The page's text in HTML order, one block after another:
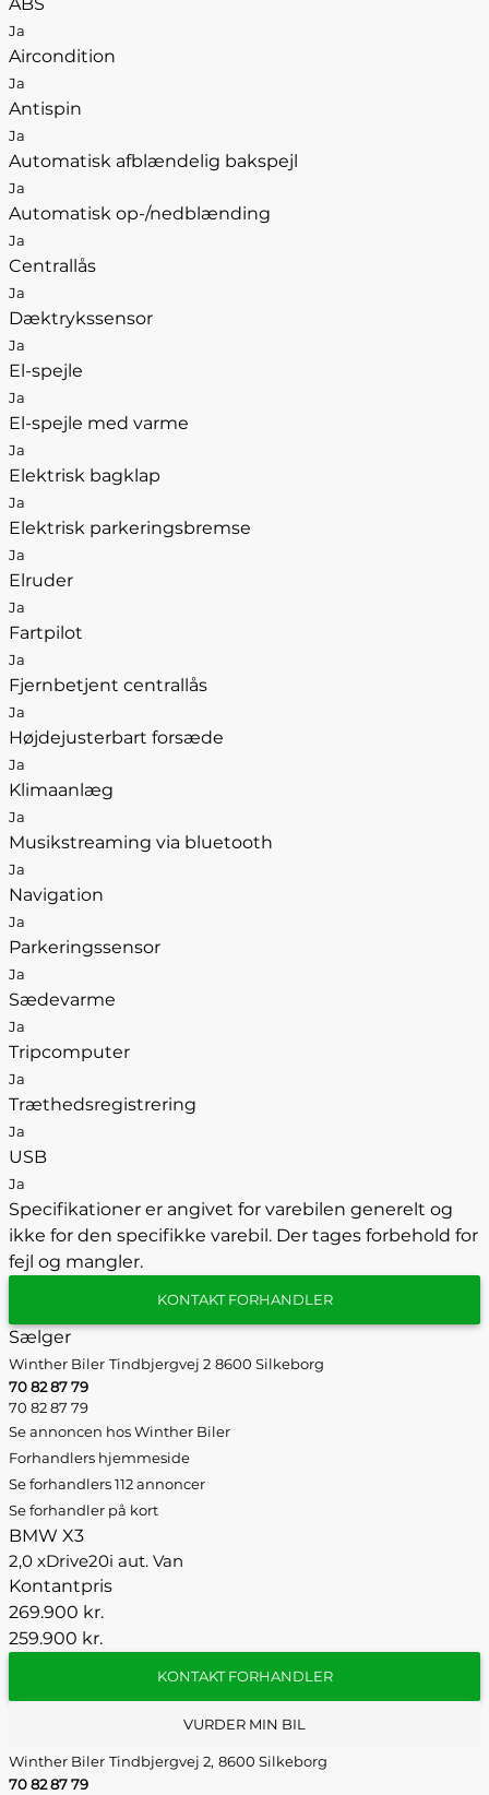
Ja
Aircondition
Ja
Antispin
Ja
Automatisk afblændelig bakspejl
Ja
Automatisk op-/nedblænding
Ja
Centrallås
Ja
Dæktrykssensor
Ja
El-spejle
Ja
El-spejle med varme
Ja
Elektrisk bagklap
Ja
Elektrisk parkeringsbremse
Ja
Elruder
Ja
Fartpilot
Ja
Fjernbetjent centrallås
Ja
Højdejusterbart forsæde
Ja
Klimaanlæg
Ja
Musikstreaming via bluetooth
Ja
Navigation
Ja
Parkeringssensor
Ja
Sædevarme
Ja
Tripcomputer
Ja
Træthedsregistrering
Ja
USB
Ja
Specifikationer er angivet for varebilen generelt og
ikke for den specifikke varebil. Der tages forbehold for
fejl og mangler.
KONTAKT FORHANDLER
Sælger
Winther Biler Tindbjergvej 2 8600 Silkeborg
70 82 87 79
70 82 87 79
Se annoncen hos Winther Biler
Forhandlers hjemmeside
Se forhandlers 112 annoncer
Se forhandler på kort
BMW X3
2,0 xDrive20i aut. Van
Kontantpris
269.900 kr.
259.900 kr.
KONTAKT FORHANDLER
VURDER MIN BIL
Winther Biler Tindbjergvej 2, 8600 Silkeborg
70 82 87 79